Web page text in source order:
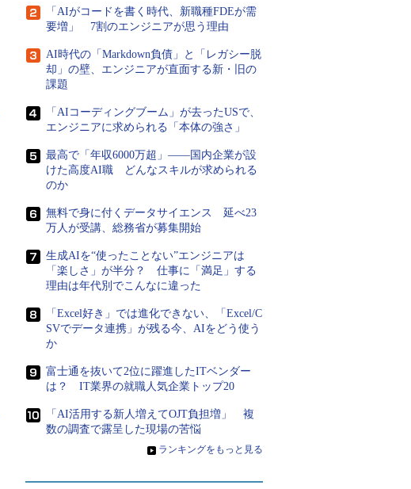
「AIがコードを書く時代、新職種FDEが需
要増」 7割のエンジニアが思う理由
AI時代の「Markdown負債」と「レガシー脱
却」の壁、エンジニアが直面する新・旧の
課題
「AIコーディングブーム」が去ったUSで、
エンジニアに求められる「本体の強さ」
最高で「年収6000万超」――国内企業が設
けた高度AI職 どんなスキルが求められる
のか
無料で身に付くデータサイエンス 延べ23
万人が受講、総務省が募集開始
生成AIを“使ったことない”エンジニアは
「楽しさ」が半分？ 仕事に「満足」する
理由は年代別でこんなに違った
「Excel好き」では進化できない、「Excel/C
SVでデータ連携」が残る今、AIをどう使う
か
富士通を抜いて2位に躍進したITベンダー
は？ IT業界の就職人気企業トップ20
「AI活用する新人増えてOJT負担増」 複
数の調査で露呈した現場の苦悩
» ランキングをもっと見る